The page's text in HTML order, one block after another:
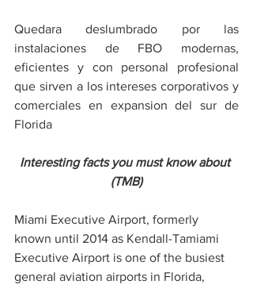
Quedara deslumbrado por las
instalaciones de FBO modernas,
eficientes y con personal profesional
que sirven a los intereses corporativos y
comerciales en expansion del sur de
Florida
Interesting facts you must know about
(TMB)
Miami Executive Airport, formerly
known until 2014 as Kendall-Tamiami
Executive Airport is one of the busiest
general aviation airports in Florida,